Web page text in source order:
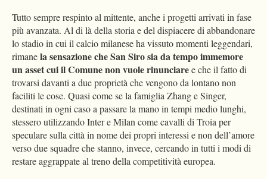
Tutto sempre respinto al mittente, anche i progetti arrivati in fase
più avanzata. Al di là della storia e del dispiacere di abbandonare
lo stadio in cui il calcio milanese ha vissuto momenti leggendari,
rimanela sensazione che San Siro sia da tempo immemore
un asset cui il Comune non vuole rinunciaree che il fatto di
trovarsi davanti a due proprietà che vengono da lontano non
faciliti le cose. Quasi come se la famiglia Zhang e Singer,
destinati in ogni caso a passare la mano in tempi medio lunghi,
stessero utilizzando Inter e Milan come cavalli di Troia per
speculare sulla città in nome dei propri interessi e non dell’amore
verso due squadre che stanno, invece, cercando in tutti i modi di
restare aggrappate al treno della competitività europea.